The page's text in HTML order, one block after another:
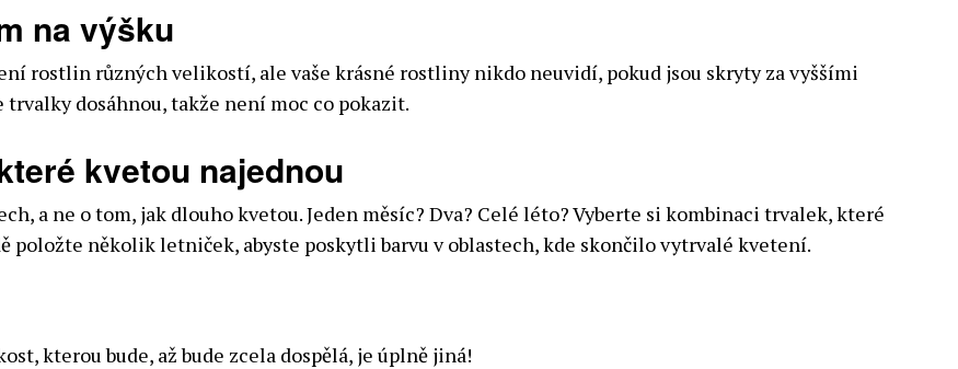
na výšku
rostlin různých velikostí, ale vaše krásné rostliny nikdo neuvidí, pokud jsou skryty za vyššími
dosáhnou, takže není moc co pokazit.
kvetou najednou
a ne o tom, jak dlouho kvetou. Jeden měsíc? Dva? Celé léto? Vyberte si kombinaci trvalek, které
položte několik letniček, abyste poskytli barvu v oblastech, kde skončilo vytrvalé kvetení.
kterou bude, až bude zcela dospělá, je úplně jiná!